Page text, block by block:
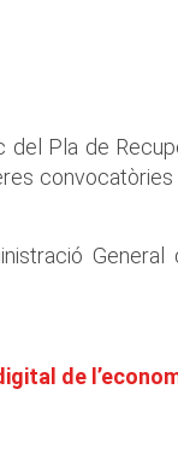
Pla de
General
de